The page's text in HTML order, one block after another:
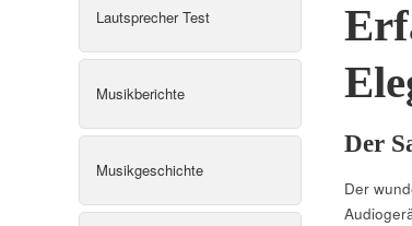
Lautsprecher Test
Musikberichte
Musikgeschichte
Der
Der